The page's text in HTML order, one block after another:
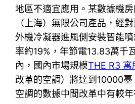
地區不適宜應用。某數據機
（上海）無限公司產品，經
外機冷凝器進風側安裝智能
率約19%，年節電13.83萬千
內，國內市場規模THE R3 寓
改革的空調）將達到10000
空調的數據中間改革中有較年